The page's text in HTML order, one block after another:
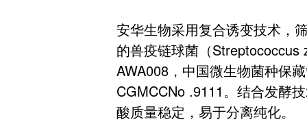
安华生物采用复合诱变技术，
的兽疫链球菌（Streptococcus
AWA008，中国微生物菌种保
CGMCCNo .9111。结合发酵
酸质量稳定，易于分离纯化。